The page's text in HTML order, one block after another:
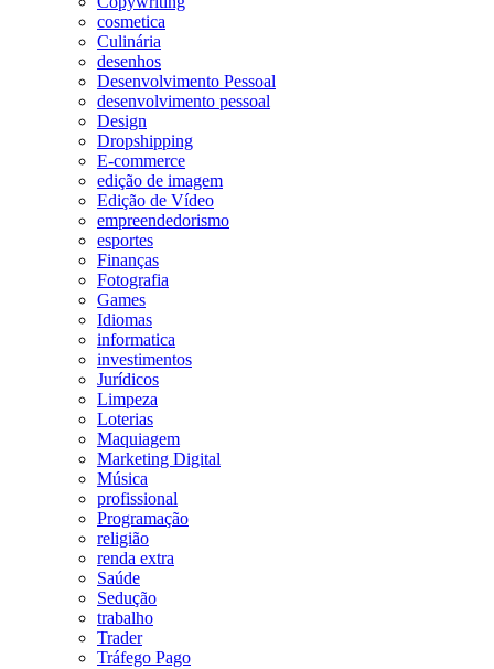
cosmetica
Culinária
desenhos
Desenvolvimento Pessoal
desenvolvimento pessoal
Design
Dropshipping
E-commerce
edição de imagem
Edição de Vídeo
empreendedorismo
esportes
Finanças
Fotografia
Games
Idiomas
informatica
investimentos
Jurídicos
Limpeza
Loterias
Maquiagem
Marketing Digital
Música
profissional
Programação
religião
renda extra
Saúde
Sedução
trabalho
Trader
Tráfego Pago